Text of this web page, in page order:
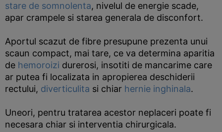
stare de somnolenta, nivelul de energie scade,
apar crampele si starea generala de disconfort.
Aportul scazut de fibre presupune prezenta unui
scaun compact, mai tare, ce va determina aparitia
de hemoroizi durerosi, insotiti de mancarime care
ar putea fi localizata in apropierea deschiderii
rectului, diverticulita si chiar hernie inghinala.
Uneori, pentru tratarea acestor neplaceri poate fi
necesara chiar si interventia chirurgicala.